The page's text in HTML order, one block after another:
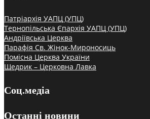
Патріархія УАПЦ (УПЦ)
Тернопільська Єпархія УАПЦ (УПЦ)
Андріївська Церква
Парафія Св. Жінок-Мироносиць
Помісна Церква України
Щедрик – Церковна Лавка
Соц.медіа
Останні новини